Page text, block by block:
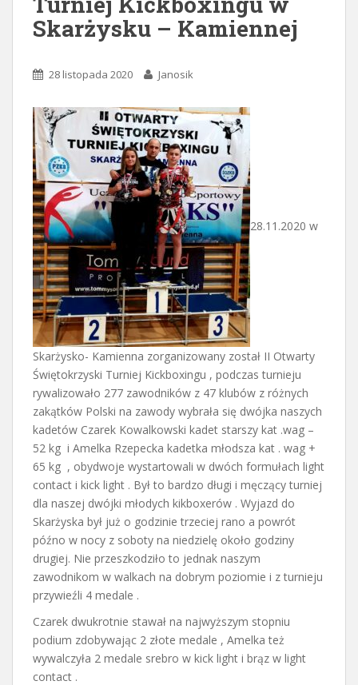
Skarżysku – Kamiennej
28 listopada 2020 Janosik
28.11.2020 w
Skarżysko- Kamienna zorganizowany został II Otwarty
Świętokrzyski Turniej Kickboxingu , podczas turnieju
rywalizowało 277 zawodników z 47 klubów z różnych
zakątków Polski na zawody wybrała się dwójka naszych
kadetów Czarek Kowalkowski kadet starszy kat .wag –
52 kg i Amelka Rzepecka kadetka młodsza kat . wag +
65 kg , obydwoje wystartowali w dwóch formułach light
contact i kick light . Był to bardzo długi i męczący turniej
dla naszej dwójki młodych kikboxerów . Wyjazd do
Skarżyska był już o godzinie trzeciej rano a powrót
późno w nocy z soboty na niedzielę około godziny
drugiej. Nie przeszkodziło to jednak naszym
zawodnikom w walkach na dobrym poziomie i z turnieju
przywieźli 4 medale .
Czarek dwukrotnie stawał na najwyższym stopniu
podium zdobywając 2 złote medale , Amelka też
wywalczyła 2 medale srebro w kick light i brąz w light
contact .